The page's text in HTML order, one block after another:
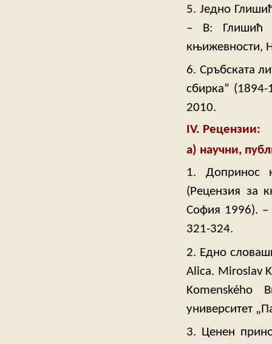
5. Jедно
– В: Глишић
књижевности,
6. Сръбската
сбирка”
2010.
ІV. Рецензии:
а) научни,
1. Допринос
(Рецензия за
София 1996). –
321-324.
2. Едно
Alica. Miroslav
Komenského
университет
3. Ценен